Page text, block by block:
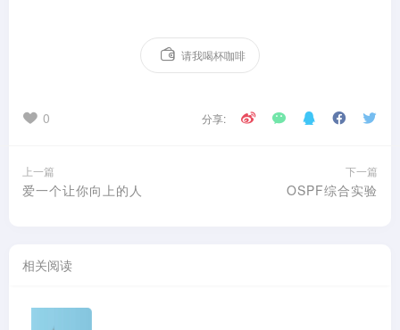
请我喝杯咖啡
0 分享:
上一篇
爱一个让你向上的人
下一篇
OSPF综合实验
相关阅读